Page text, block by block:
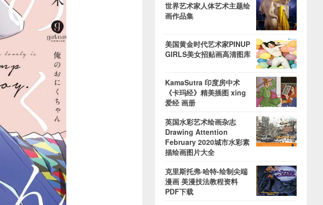
世界艺术家人体艺术主题绘
画作品集
美国黄金时代艺术家PINUP
GIRLS美女招贴画高清图库
KamaSutra 印度房中术
《卡玛经》精美插图 xing
爱经 画册
英国水彩艺术绘画杂志
Drawing Attention
February 2020城市水彩素
描绘画图片大全
克里斯托弗·哈特-绘制尖端
漫画 美漫技法教程资料
PDF下载